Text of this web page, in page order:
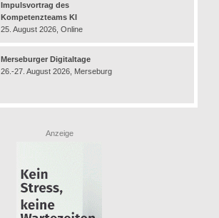
Impulsvortrag des
Kompetenzteams KI
25. August 2026, Online
Merseburger Digitaltage
26.-27. August 2026, Merseburg
Anzeige